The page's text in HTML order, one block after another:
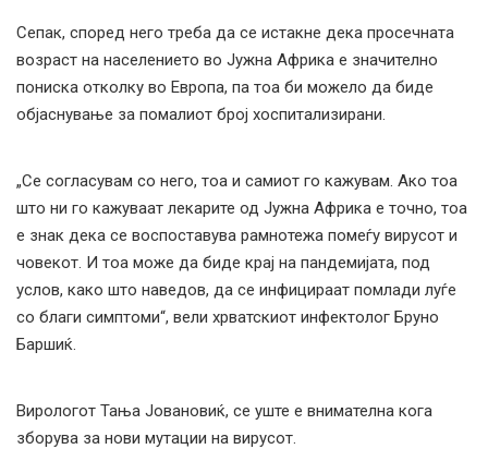
Сепак, според него треба да се истакне дека просечната
возраст на населението во Јужна Африка е значително
пониска отколку во Европа, па тоа би можело да биде
објаснување за помалиот број хоспитализирани.
„Се согласувам со него, тоа и самиот го кажувам. Ако тоа
што ни го кажуваат лекарите од Јужна Африка е точно, тоа
е знак дека се воспоставува рамнотежа помеѓу вирусот и
човекот. И тоа може да биде крај на пандемијата, под
услов, како што наведов, да се инфицираат помлади луѓе
со благи симптоми“, вели хрватскиот инфектолог Бруно
Баршиќ.
Вирологот Тања Јовановиќ, се уште е внимателна кога
зборува за нови мутации на вирусот.